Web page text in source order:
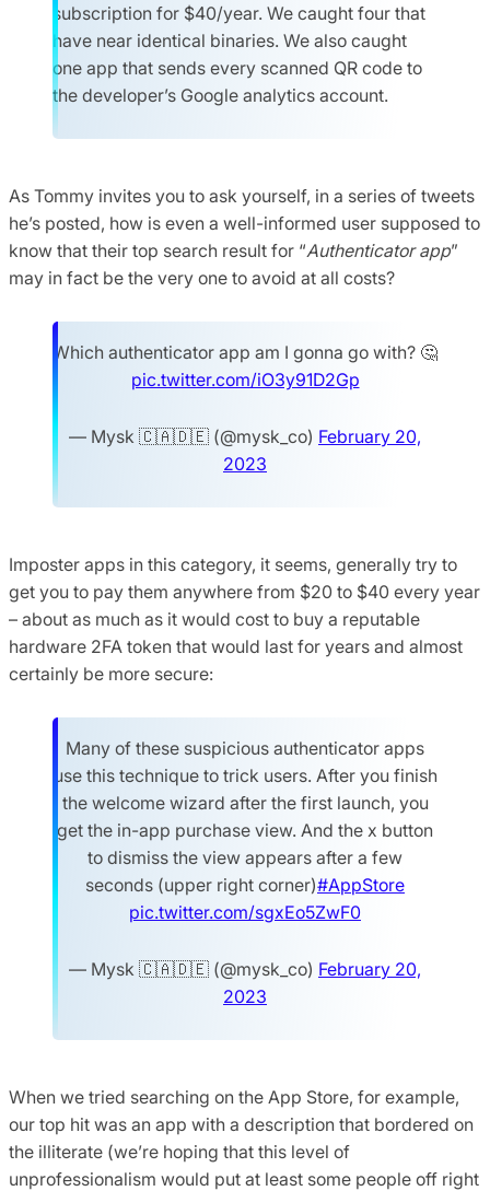
subscription for $40/year. We caught four that
have near identical binaries. We also caught
one app that sends every scanned QR code to
the developer’s Google analytics account.
As Tommy invites you to ask yourself, in a series of tweets
he’s posted, how is even a well-informed user supposed to
know that their top search result for “Authenticator app”
may in fact be the very one to avoid at all costs?
Which authenticator app am I gonna go with? 🤔
pic.twitter.com/iO3y91D2Gp
— Mysk 🇨🇦🇩🇪 (@mysk_co) February 20,
2023
Imposter apps in this category, it seems, generally try to
get you to pay them anywhere from $20 to $40 every year
– about as much as it would cost to buy a reputable
hardware 2FA token that would last for years and almost
certainly be more secure:
Many of these suspicious authenticator apps
use this technique to trick users. After you finish
the welcome wizard after the first launch, you
get the in-app purchase view. And the x button
to dismiss the view appears after a few
seconds (upper right corner)#AppStore
pic.twitter.com/sgxEo5ZwF0
— Mysk 🇨🇦🇩🇪 (@mysk_co) February 20,
2023
When we tried searching on the App Store, for example,
our top hit was an app with a description that bordered on
the illiterate (we’re hoping that this level of
unprofessionalism would put at least some people off right